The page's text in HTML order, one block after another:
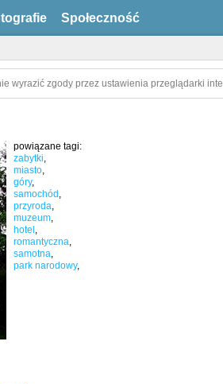
Społeczność
wyrazić zgody przez ustawienia przeglądarki
powiązane tagi:
zabytki,
miasto,
góry,
samochód ,
przyroda,
muzeum,
hotel ,
romantyczna,
samotna,
park narodowy,